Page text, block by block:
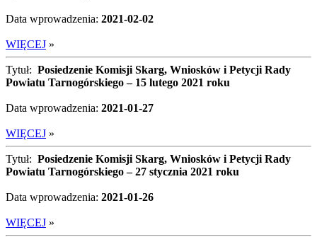
Data wprowadzenia: 2021-02-02
WIĘCEJ »
Tytuł: Posiedzenie Komisji Skarg, Wniosków i Petycji Rady
Powiatu Tarnogórskiego – 15 lutego 2021 roku
Data wprowadzenia: 2021-01-27
WIĘCEJ »
Tytuł: Posiedzenie Komisji Skarg, Wniosków i Petycji Rady
Powiatu Tarnogórskiego – 27 stycznia 2021 roku
Data wprowadzenia: 2021-01-26
WIĘCEJ »